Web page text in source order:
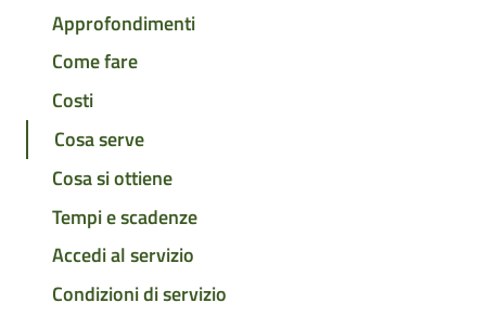
Approfondimenti
Come fare
Costi
Cosa serve
Cosa si ottiene
Tempi e scadenze
Accedi al servizio
Condizioni di servizio